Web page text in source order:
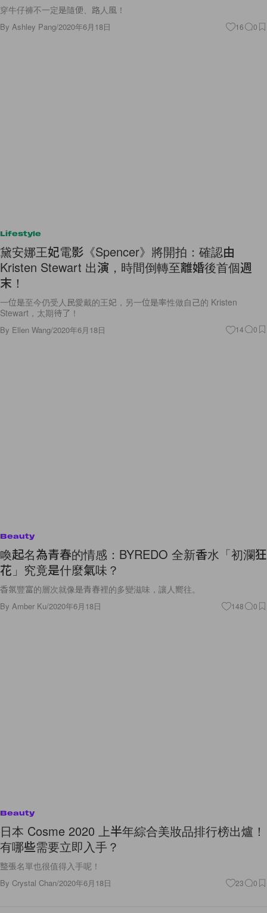
穿牛仔褲不一定是隨便、路人風！
By Ashley Pang/2020年6月18日 16 0
Lifestyle
黛安娜王妃電影《Spencer》將開拍：確認由
Kristen Stewart 出演，時間倒轉至離婚後首個週
末！
一位是至今仍受人民愛戴的王妃，另一位是率性做自己的 Kristen
Stewart，太期待了！
By Ellen Wang/2020年6月18日 14 0
Beauty
喚起名為青春的情感：BYREDO 全新香水「初瀾狂
花」究竟是什麼氣味？
香氛豐富的層次就像是青春裡的多變滋味，讓人嚮往。
By Amber Ku/2020年6月18日 148 0
Beauty
日本 Cosme 2020 上半年綜合美妝品排行榜出爐！
有哪些需要立即入手？
整張名單也很值得入手呢！
By Crystal Chan/2020年6月18日 23 0